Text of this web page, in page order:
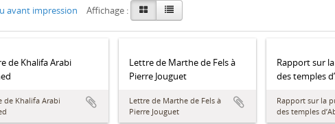
avant impression Affichage :
de Khalifa Arabi
de Khalifa Arabi
Lettre de Marthe de Fels à
Pierre Jouguet
Lettre de Marthe de Fels à
Pierre Jouguet
Rapport sur
des temples
Rapport sur la
des temples